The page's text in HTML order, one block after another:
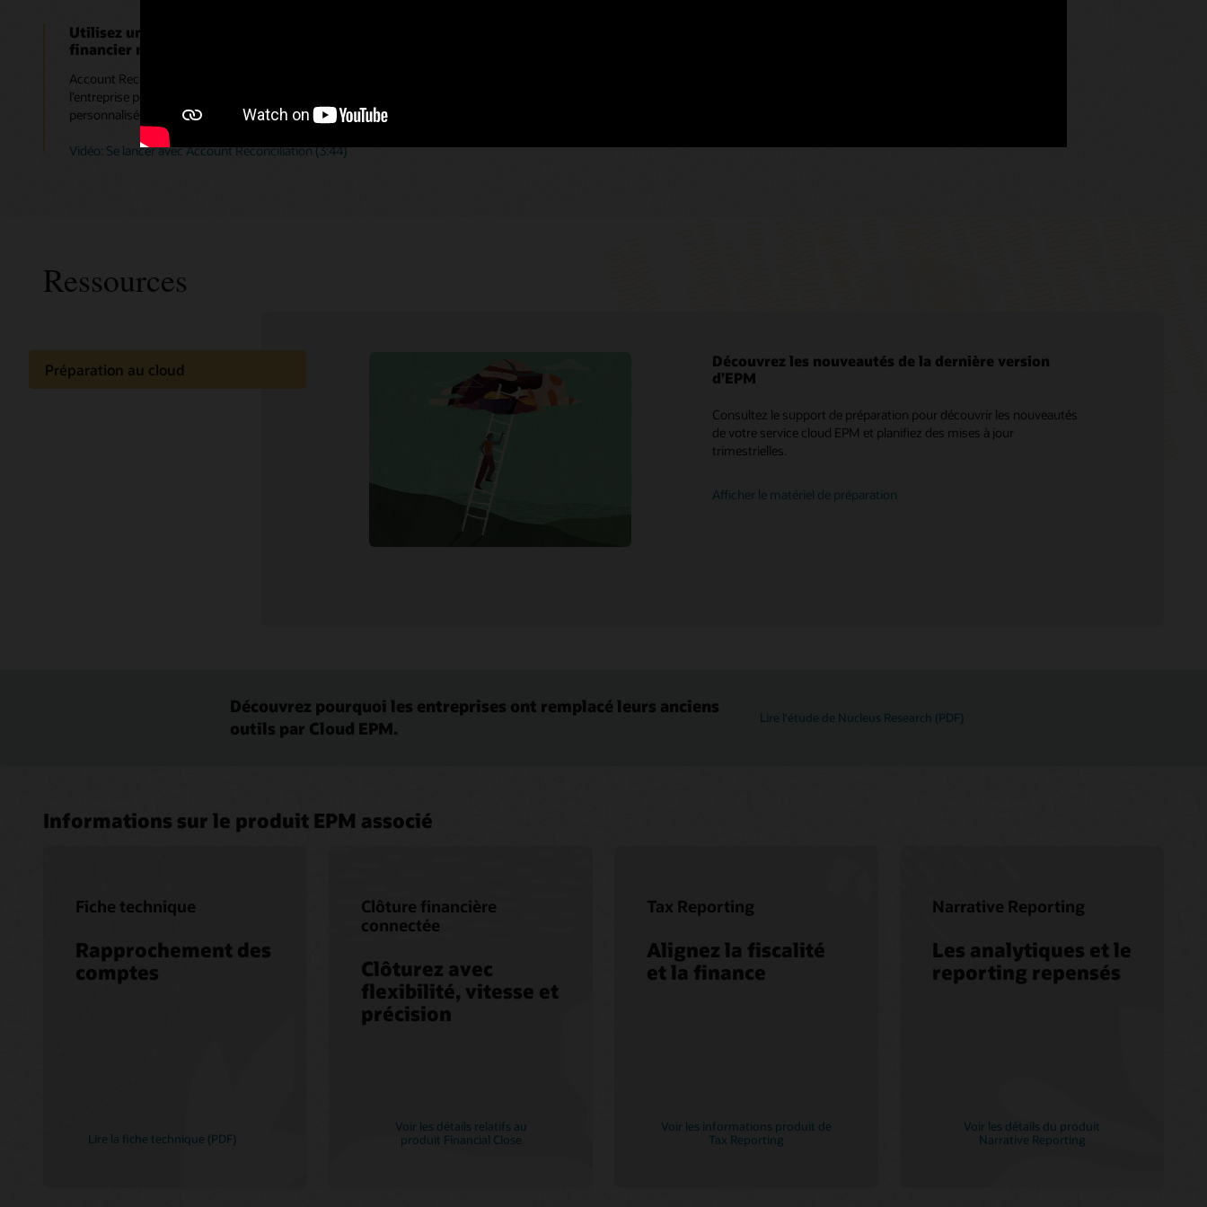
Utilisez une solution, et non une boîte à outils, pour que le service
financier n’ait pas à dépendre du service informatique.
Account Reconciliation est une solution qui fait partie de la suite Oracle Cloud EPM que
l’entreprise peut configurer ; le service informatique ne doit pas fournir de scripts VB
personnalisés ni de code personnalisé.
Vidéo: Se lancer avec Account Reconciliation (3:44)
Ressources
Préparation au cloud
Découvrez les nouveautés de la dernière version
d’EPM
Consultez le support de préparation pour découvrir les nouveautés
de votre service cloud EPM et planifiez des mises à jour
trimestrielles.
Afficher le matériel de préparation
My Oracle Support
Consulting
Découvrez pourquoi les entreprises ont remplacé leurs anciens
outils par Cloud EPM.
Lire l'étude de Nucleus Research (PDF)
Informations sur le produit EPM associé
Fiche technique
Rapprochement des
comptes
Lire la fiche technique (PDF)
Clôture financière
connectée
Clôturez avec
flexibilité, vitesse et
précision
Voir les détails relatifs au
produit Financial Close
Tax Reporting
Alignez la fiscalité
et la finance
Voir les informations produit de
Tax Reporting
Narrative Reporting
Les analytiques et le
reporting repensés
Voir les détails du produit
Narrative Reporting